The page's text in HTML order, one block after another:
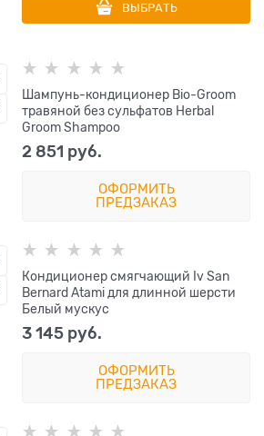
ВЫБРАТЬ
Шампунь-кондиционер Bio-Groom
травяной без сульфатов Herbal
Groom Shampoo
2 851 руб.
ОФОРМИТЬ
ПРЕДЗАКАЗ
Кондиционер смягчающий Iv San
Bernard Atami для длинной шерсти
Белый мускус
3 145 руб.
ОФОРМИТЬ
ПРЕДЗАКАЗ